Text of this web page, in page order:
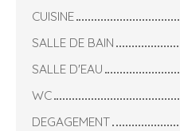
CUISINE
SALLE DE BAIN
SALLE D'EAU
WC
DEGAGEMENT